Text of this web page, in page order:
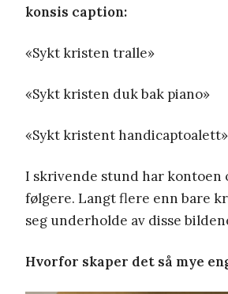
konsis caption:
«Sykt kristen tralle»
«Sykt kristen duk bak piano»
«Sykt kristent handicaptoalett»
I skrivende stund har kontoen
følgere. Langt flere enn bare
seg underholde av disse
Hvorfor skaper det så mye